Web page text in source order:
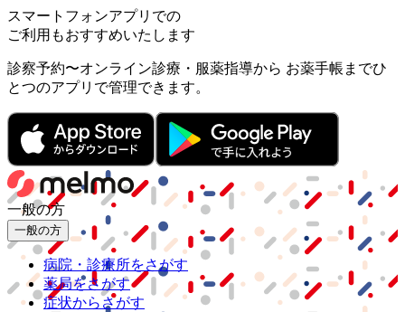
スマートフォンアプリでの
ご利用もおすすめいたします
診察予約〜オンライン診療・服薬指導から お薬手帳までひ
とつのアプリで管理できます。
一般の方
一般の方
病院・診療所をさがす
薬局をさがす
症状からさがす